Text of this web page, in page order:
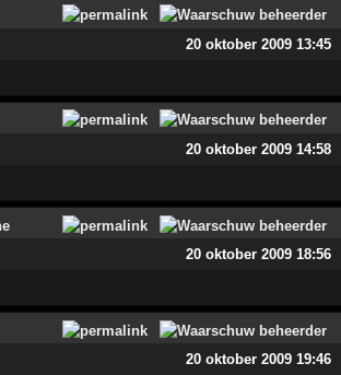
20 oktober 2009 13:45
20 oktober 2009 14:58
20 oktober 2009 18:56
20 oktober 2009 19:46